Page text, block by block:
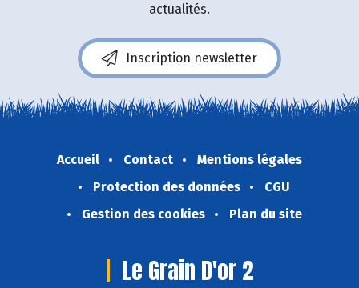
actualités.
Inscription newsletter
Accueil Contact
Mentions légales
Protection des données
CGU
Gestion des cookies
Plan du site
Le Grain D'or 2